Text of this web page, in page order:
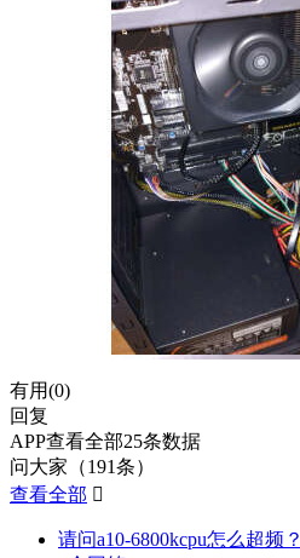
有用(0)
回复
APP查看全部25条数据
问大家（191条）
查看全部 
请问a10-6800kcpu怎么超频？